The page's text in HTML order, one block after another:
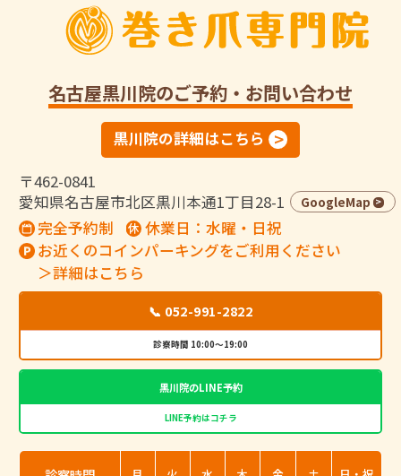
名古屋黒川院のご予約・お問い合わせ
黒川院の詳細はこちら
〒462-0841
愛知県名古屋市北区黒川本通1丁目28-1
GoogleMap
完全予約制
休業日：水曜・日祝
お近くのコインパーキングをご利用ください
＞詳細はこちら
📞 052-991-2822
診察時間 10:00～19:00
黒川院のLINE予約
LINE予約はコチラ